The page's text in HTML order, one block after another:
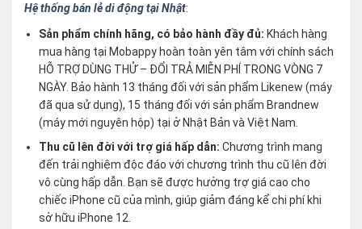
Hệ thống bán lẻ di động tại Nhật:
Sản phẩm chính hãng, có bảo hành đầy đủ: Khách hàng
mua hàng tại Mobappy hoàn toàn yên tâm với chính sách
HỖ TRỢ DÙNG THỬ – ĐỔI TRẢ MIỄN PHÍ TRONG VÒNG 7
NGÀY. Bảo hành 13 tháng đối với sản phẩm Likenew (máy
đã qua sử dụng), 15 tháng đối với sản phẩm Brandnew
(máy mới nguyên hộp) tại ở Nhật Bản và Việt Nam.
Thu cũ lên đời với trợ giá hấp dẫn:Chương trình mang
đến trải nghiệm độc đáo với chương trình thu cũ lên đời
vô cùng hấp dẫn. Bạn sẽ được hưởng trợ giá cao cho
chiếc iPhone cũ của mình, giúp giảm đáng kể chi phí khi
sở hữu iPhone 12.